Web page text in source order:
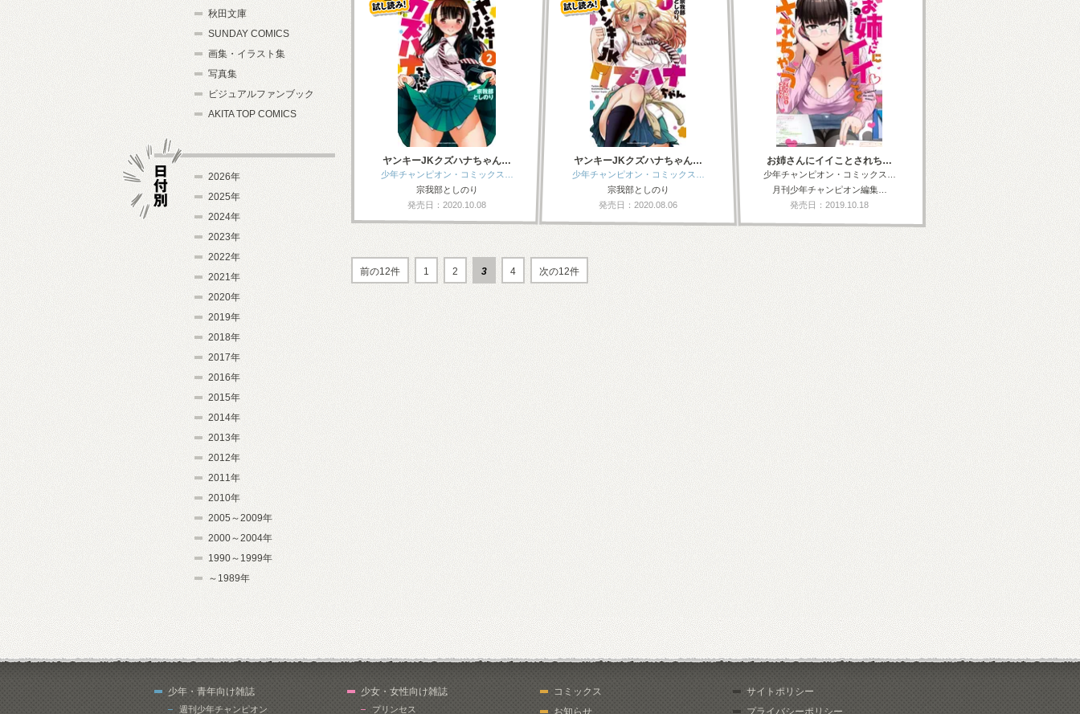
ヤンキーJKクズハナちゃん…
少年チャンピオン・コミックス…
宗我部としのり
発売日：2020.10.08
ヤンキーJKクズハナちゃん…
少年チャンピオン・コミックス…
宗我部としのり
発売日：2020.08.06
お姉さんにイイことされち…
少年チャンピオン・コミックス…
月刊少年チャンピオン編集…
発売日：2019.10.18
前の12件 1 2 3 4 次の12件
秋田文庫
SUNDAY COMICS
画集・イラスト集
写真集
ビジュアルファンブック
AKITA TOP COMICS
2026年
2025年
2024年
2023年
2022年
2021年
2020年
2019年
2018年
2017年
2016年
2015年
2014年
2013年
2012年
2011年
2010年
2005～2009年
2000～2004年
1990～1999年
～1989年
少年・青年向け雑誌
週刊少年チャンピオン
少女・女性向け雑誌
プリンセス
コミックス
お知らせ
サイトポリシー
プライバシーポリシー